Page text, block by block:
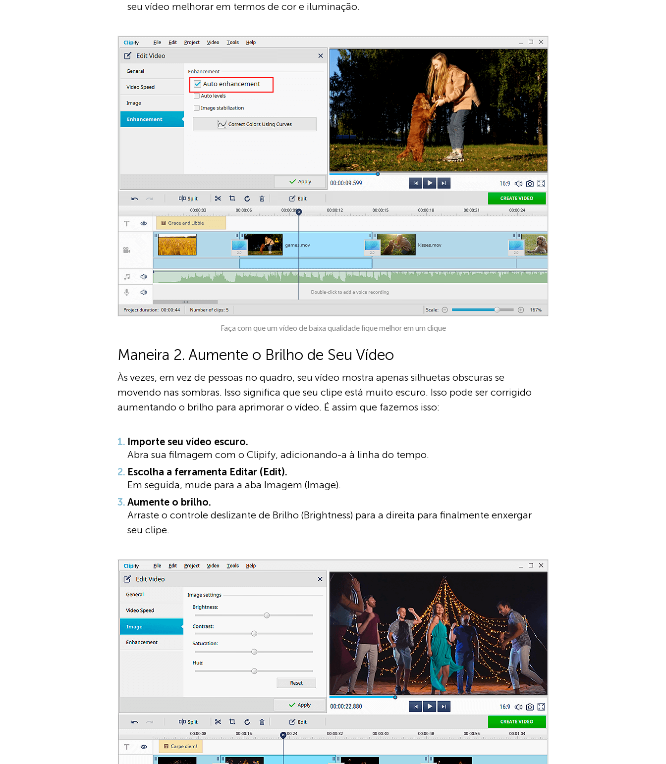
seu vídeo melhorar em termos de cor e iluminação.
Faça com que um vídeo de baixa qualidade fique melhor em um clique
Maneira 2. Aumente o Brilho de Seu Vídeo
Às vezes, em vez de pessoas no quadro, seu vídeo mostra apenas silhuetas obscuras se
movendo nas sombras. Isso significa que seu clipe está muito escuro. Isso pode ser corrigido
aumentando o brilho para aprimorar o vídeo. É assim que fazemos isso:
Importe seu vídeo escuro.
Abra sua filmagem com o Clipify, adicionando-a à linha do tempo.
Escolha a ferramenta Editar (Edit).
Em seguida, mude para a aba Imagem (Image).
Aumente o brilho.
Arraste o controle deslizante de Brilho (Brightness) para a direita para finalmente enxergar
seu clipe.